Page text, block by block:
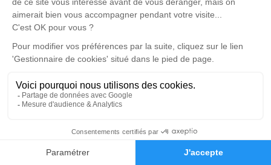
Faire-part Hommages
Un service de plantation d’arbre hommage est
disponible ici.
Je rends hommage
Cérémonie
Eglise de VILLEMOIRIEU
38460 Villemoirieu